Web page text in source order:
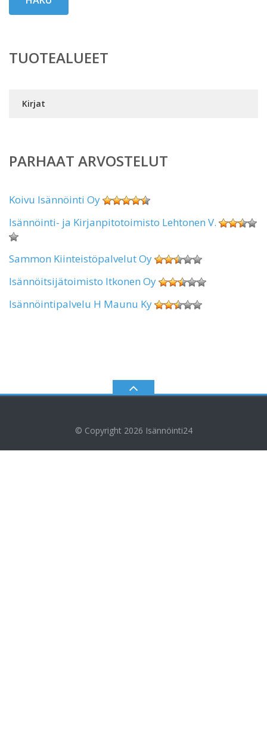
TUOTEALUEET
Kirjat
PARHAAT ARVOSTELUT
Koivu Isännöinti Oy
Isännöinti- ja Kirjanpitotoimisto Lehtonen V.
Sammon Kiinteistöpalvelut Oy
Isännöitsijätoimisto Itkonen Oy
Isännöintipalvelu H Maunu Ky
© Copyright 2026 Isännöinti24